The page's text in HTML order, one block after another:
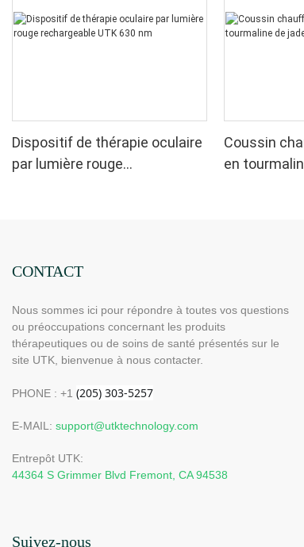
Dispositif de thérapie oculaire
par lumière rouge
Coussin
en
CONTACT
Nous sommes ici pour répondre à toutes vos questions
ou préoccupations concernant les produits
thérapeutiques ou de soins de santé présentés sur le
site UTK, bienvenue à nous contacter.
PHONE : +1
E-MAIL: support@utktechnology.com
Entrepôt UTK:
44364 S Grimmer Blvd Fremont, CA 94538
Suivez-nous